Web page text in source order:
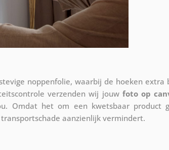
noppenfolie, waarbij de hoeken extra
verzenden wij jouw foto op
Omdat het om een kwetsbaar product
aanzienlijk vermindert.